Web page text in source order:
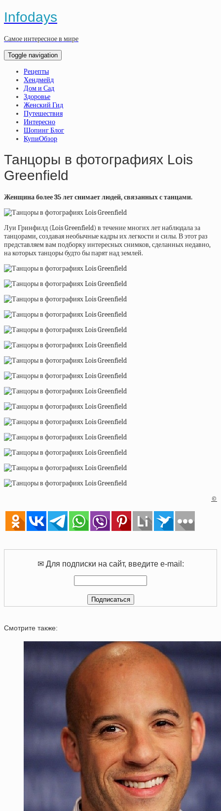
Infodays
Самое интересное в мире
Toggle navigation
Рецепты
Хендмейд
Дом и Сад
Здоровье
Женский Гид
Путешествия
Интересно
Шопинг Блог
КупиОбзор
Танцоры в фотографиях Lois
Greenfield
Женщина более 35 лет снимает людей, связанных с танцами.
Луи Гринфилд (Lois Greenfield) в течение многих лет наблюдала за
танцорами, создавая необычные кадры их легкости и силы. В этот раз
представляем вам подборку интересных снимков, сделанных недавно,
на которых танцоры будто бы парят над землей.
©
✉ Для подписки на сайт, введите e-mail:
Смотрите также: